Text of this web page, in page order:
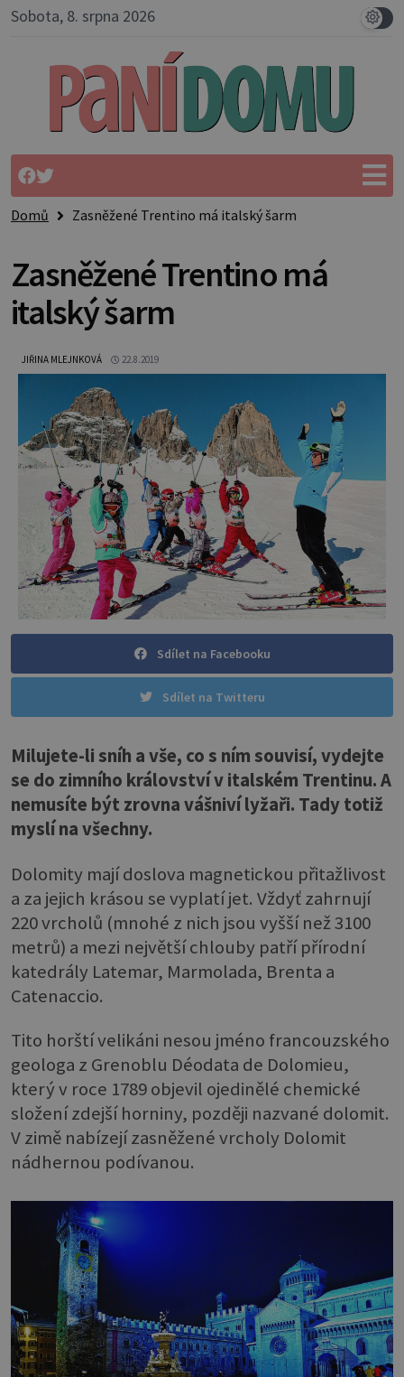
Sobota, 8. srpna 2026
Domů Zasněžené Trentino má italský šarm
Zasněžené Trentino má
italský šarm
JIŘINA MLEJNKOVÁ 22.8.2019
Sdílet na Facebooku
Sdílet na Twitteru
Milujete-li sníh a vše, co s ním souvisí, vydejte
se do zimního království v italském Trentinu. A
nemusíte být zrovna vášniví lyžaři. Tady totiž
myslí na všechny.
Dolomity mají doslova magnetickou přitažlivost
a za jejich krásou se vyplatí jet. Vždyť zahrnují
220 vrcholů (mnohé z nich jsou vyšší než 3100
metrů) a mezi největší chlouby patří přírodní
katedrály Latemar, Marmolada, Brenta a
Catenaccio.
Tito horští velikáni nesou jméno francouzského
geologa z Grenoblu Déodata de Dolomieu,
který v roce 1789 objevil ojedinělé chemické
složení zdejší horniny, později nazvané dolomit.
V zimě nabízejí zasněžené vrcholy Dolomit
nádhernou podívanou.